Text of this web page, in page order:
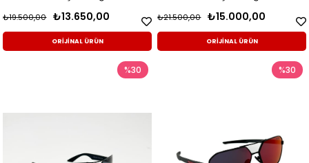
₺13.650,00
₺19.500,00
ORİJİNAL ÜRÜN
₺15.000,00
₺21.500,00
ORİJİNAL ÜRÜN
%30 %30